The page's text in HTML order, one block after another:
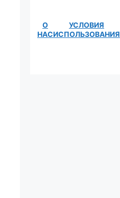
О
НАС
УСЛОВИЯ
ИСПОЛЬЗОВАНИЯ